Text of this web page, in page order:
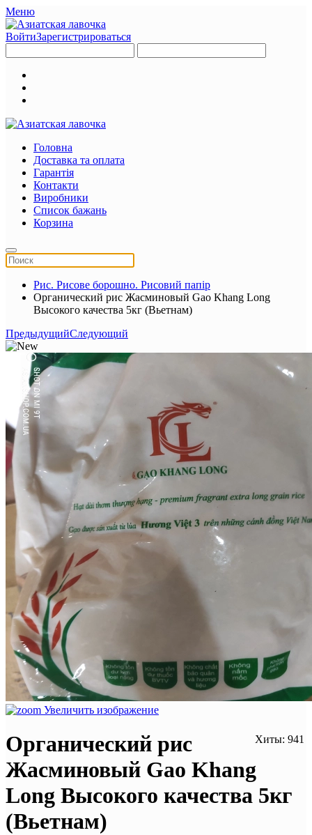
Меню
ВойтиЗарегистрироваться
Головна
Доставка та оплата
Гарантія
Контакти
Виробники
Список бажань
Корзина
Рис. Рисове борошно. Рисовий папір
Органический рис Жасминовый Gao Khang Long
Высокого качества 5кг (Вьетнам)
ПредыдущийСледующий
Увеличить изображение
Хиты: 941
Органический рис
Жасминовый Gao Khang
Long Высокого качества 5кг
(Вьетнам)